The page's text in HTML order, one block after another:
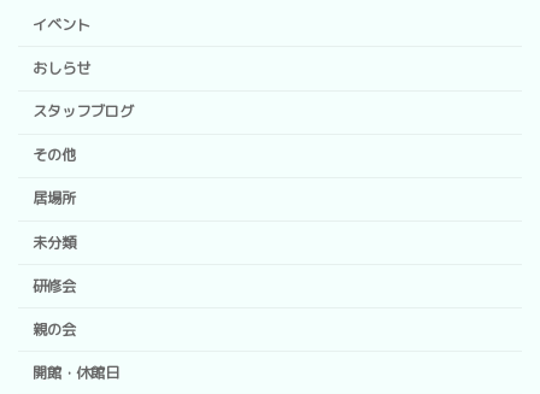
イベント
おしらせ
スタッフブログ
その他
居場所
未分類
研修会
親の会
開館・休館日